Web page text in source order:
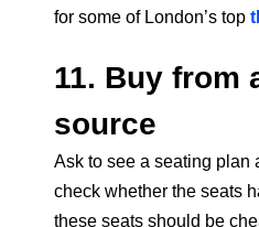
for some of London’s top
11. Buy from
source
Ask to see a seating plan
check whether the seats
these seats should be